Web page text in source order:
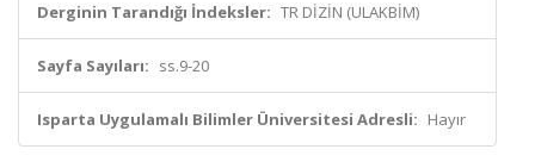
Derginin Tarandığı İndeksler: TR DİZİN (ULAKBİM)
Sayfa Sayıları: ss.9-20
Isparta Uygulamalı Bilimler Üniversitesi Adresli: Hayır